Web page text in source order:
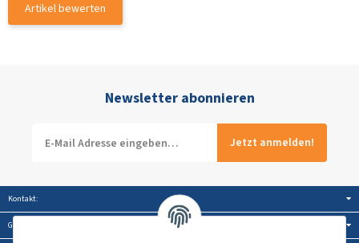
Artikel bewerten
Newsletter abonnieren
Jetzt anmelden!
Kontakt:
Gesetzliche Informationen: